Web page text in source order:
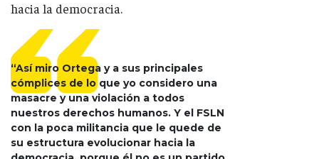
hacia la democracia.
“Así miro Ortega y a sus principales
cómplices de lo que yo considero una
masacre y una violación a todos
nuestros derechos humanos. Y el FSLN
con la poca militancia que le quede de
su estructura evolucionar hacia la